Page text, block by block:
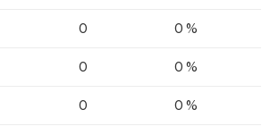
0 0 %
0 0 %
0 0 %